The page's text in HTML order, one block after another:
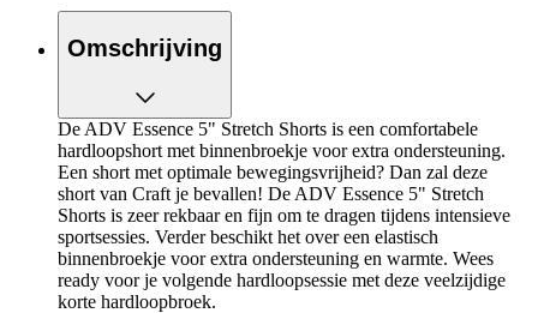
Omschrijving
De ADV Essence 5" Stretch Shorts is een comfortabele
hardloopshort met binnenbroekje voor extra ondersteuning.
Een short met optimale bewegingsvrijheid? Dan zal deze
short van Craft je bevallen! De ADV Essence 5" Stretch
Shorts is zeer rekbaar en fijn om te dragen tijdens intensieve
sportsessies. Verder beschikt het over een elastisch
binnenbroekje voor extra ondersteuning en warmte. Wees
ready voor je volgende hardloopsessie met deze veelzijdige
korte hardloopbroek.